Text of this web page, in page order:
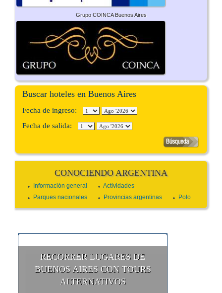
Grupo COINCA Buenos Aires
Buscar hoteles en Buenos Aires
Fecha de ingreso:
Fecha de salida:
CONOCIENDO ARGENTINA
Información general
Actividades
Parques nacionales
Provincias argentinas Polo
RECORRER LUGARES DE
BUENOS AIRES CON TOURS
ALTERNATIVOS